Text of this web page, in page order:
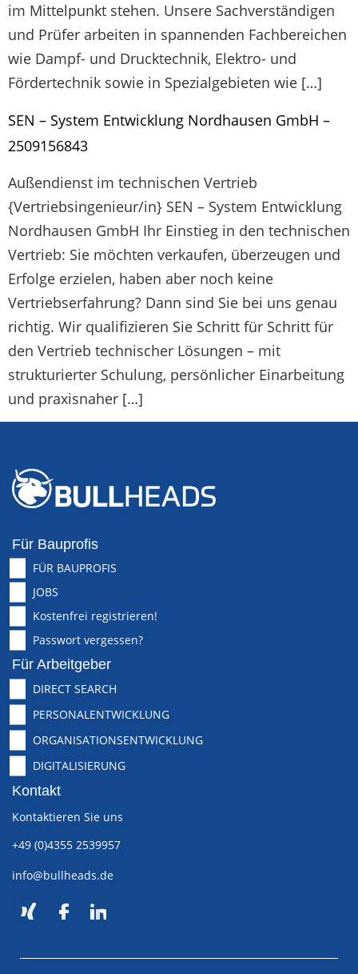
im Mittelpunkt stehen. Unsere Sachverständigen
und Prüfer arbeiten in spannenden Fachbereichen
wie Dampf- und Drucktechnik, Elektro- und
Fördertechnik sowie in Spezialgebieten wie […]
SEN – System Entwicklung Nordhausen GmbH –
2509156843
Außendienst im technischen Vertrieb
{Vertriebsingenieur/in} SEN – System Entwicklung
Nordhausen GmbH Ihr Einstieg in den technischen
Vertrieb: Sie möchten verkaufen, überzeugen und
Erfolge erzielen, haben aber noch keine
Vertriebserfahrung? Dann sind Sie bei uns genau
richtig. Wir qualifizieren Sie Schritt für Schritt für
den Vertrieb technischer Lösungen – mit
strukturierter Schulung, persönlicher Einarbeitung
und praxisnaher […]
Für Bauprofis
FÜR BAUPROFIS
JOBS
Kostenfrei registrieren!
Passwort vergessen?
Für Arbeitgeber
DIRECT SEARCH
PERSONALENTWICKLUNG
ORGANISATIONSENTWICKLUNG
DIGITALISIERUNG
Kontakt
Kontaktieren Sie uns
+49 (0)4355 2539957
info@bullheads.de